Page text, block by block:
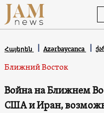
Հայերեն Azərbaycanca
Ближний Восток
Война на Ближнем
США и Иран,